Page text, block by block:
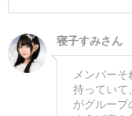
寝子すみさん
メンバー
持っていて
がグループ